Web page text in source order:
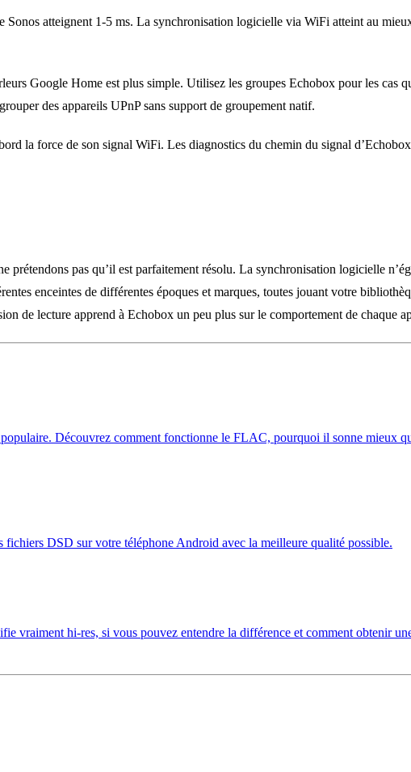
Sonos atteignent 1-5 ms. La synchronisation logicielle via WiFi atteint au
Google Home est plus simple. Utilisez les groupes Echobox pour les cas
des appareils UPnP sans support de groupement natif.
la force de son signal WiFi. Les diagnostics du chemin du signal
pas qu’il est parfaitement résolu. La synchronisation logicielle
enceintes de différentes époques et marques, toutes jouant votre
de lecture apprend à Echobox un peu plus sur le comportement de chaque
Découvrez comment fonctionne le FLAC, pourquoi il sonne mieux
DSD sur votre téléphone Android avec la meilleure qualité possible.
vraiment hi-res, si vous pouvez entendre la différence et comment obtenir